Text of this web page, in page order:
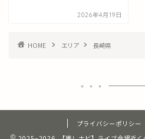
2026年4月19日
HOME エリア 長崎県
プライバシーポリシー